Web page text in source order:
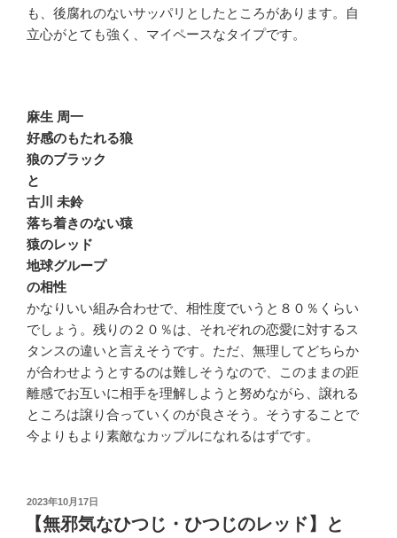
も、後腐れのないサッパリとしたところがあります。自
立心がとても強く、マイペースなタイプです。
麻生 周一
好感のもたれる狼
狼のブラック
と
古川 未鈴
落ち着きのない猿
猿のレッド
地球グループ
の相性
かなりいい組み合わせで、相性度でいうと８０％くらい
でしょう。残りの２０％は、それぞれの恋愛に対するス
タンスの違いと言えそうです。ただ、無理してどちらか
が合わせようとするのは難しそうなので、このままの距
離感でお互いに相手を理解しようと努めながら、譲れる
ところは譲り合っていくのが良さそう。そうすることで
今よりもより素敵なカップルになれるはずです。
投
日:
2023年10月17日
【無邪気なひつじ・ひつじのレッド】と